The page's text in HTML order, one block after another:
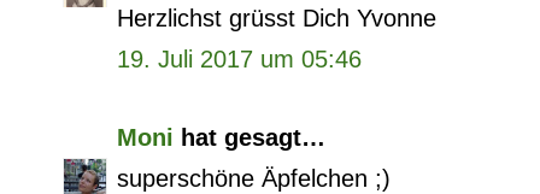
Herzlichst grüsst Dich Yvonne
19. Juli 2017 um 05:46
Moni hat gesagt…
superschöne Äpfelchen ;)